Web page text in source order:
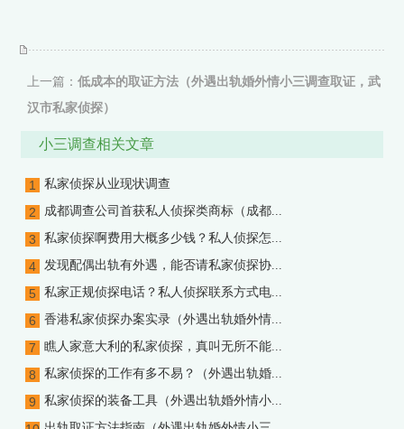
上一篇： 低成本的取证方法（外遇出轨婚外情小三调查取证，武
汉市私家侦探）
下一篇：职业捉奸人的故事（外遇出轨婚外情小三调查取证，西
小三调查相关文章
1 私家侦探从业现状调查
2 成都调查公司首获私人侦探类商标（成都...
3 私家侦探啊费用大概多少钱？私人侦探怎...
4 发现配偶出轨有外遇，能否请私家侦探协...
5 私家正规侦探电话？私人侦探联系方式电...
6 香港私家侦探办案实录（外遇出轨婚外情...
7 瞧人家意大利的私家侦探，真叫无所不能...
8 私家侦探的工作有多不易？（外遇出轨婚...
9 私家侦探的装备工具（外遇出轨婚外情小...